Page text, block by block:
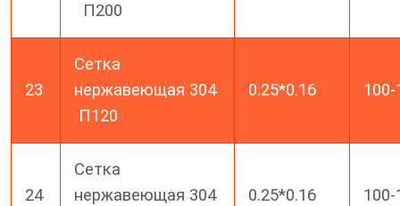
П200
23
Сетка
нержавеющая 304
П120
0.25*0.16
24
Сетка
нержавеющая 304
0.25*0.16